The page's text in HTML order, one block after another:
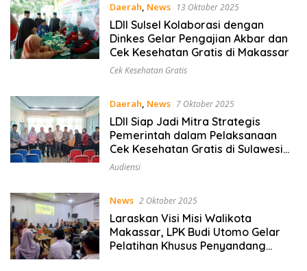
Daerah, News 13 Oktober 2025
LDII Sulsel Kolaborasi dengan
Dinkes Gelar Pengajian Akbar dan
Cek Kesehatan Gratis di Makassar
Cek Kesehatan Gratis
Daerah, News 7 Oktober 2025
LDII Siap Jadi Mitra Strategis
Pemerintah dalam Pelaksanaan
Cek Kesehatan Gratis di Sulawesi
Selatan
Audiensi
News 2 Oktober 2025
Laraskan Visi Misi Walikota
Makassar, LPK Budi Utomo Gelar
Pelatihan Khusus Penyandang